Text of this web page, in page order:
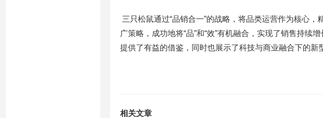
三只松鼠通过“品销合一”的战略，将品类运营作为核心
广策略，成功地将“品”和“效”有机融合，实现了销售持续
提供了有益的借鉴，同时也展示了科技与商业融合下的新
相关文章